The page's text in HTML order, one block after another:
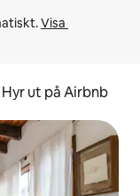
Visa
Hyr ut på Airbnb